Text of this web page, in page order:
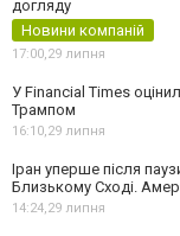
догляду
Новини компаній
17:00,29 липня
У Financial Times
Трампом
16:10,29 липня
Іран уперше після
Близькому Сході.
14:24,29 липня